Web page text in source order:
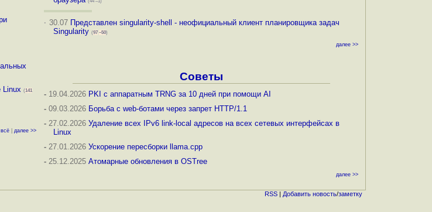
Linux (141
| далее >>
· 30.07 Представлен singularity-shell - неофициальный клиент планировщика задач
Singularity (97 –50)
далее >>
Советы
-19.04.2026 PKI с аппаратным TRNG за 10 дней при помощи AI
-09.03.2026 Борьба с web-ботами через запрет HTTP/1.1
-27.02.2026 Удаление всех IPv6 link-local адресов на всех сетевых интерфейсах в
Linux
-27.01.2026 Ускорение пересборки llama.cpp
-25.12.2025 Атомарные обновления в OSTree
далее >>
RSS| Добавить новость/заметку